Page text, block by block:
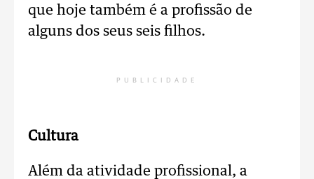
que hoje também é a profissão de
alguns dos seus seis filhos.
PUBLICIDADE
Cultura
Além da atividade profissional, a